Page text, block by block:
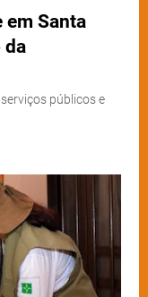
em Santa
da
públicos e